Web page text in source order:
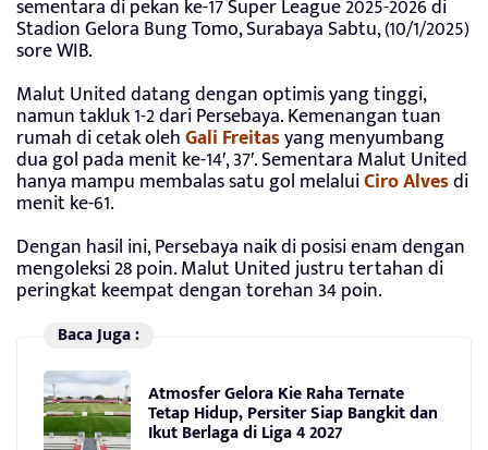
sementara di pekan ke-17 Super League 2025-2026 di
Stadion Gelora Bung Tomo, Surabaya Sabtu, (10/1/2025)
sore WIB.
Malut United datang dengan optimis yang tinggi,
namun takluk 1-2 dari Persebaya. Kemenangan tuan
rumah di cetak olehGali Freitasyang menyumbang
dua gol pada menit ke-14′, 37′. Sementara Malut United
hanya mampu membalas satu gol melaluiCiro Alvesdi
menit ke-61.
Dengan hasil ini, Persebaya naik di posisi enam dengan
mengoleksi 28 poin. Malut United justru tertahan di
peringkat keempat dengan torehan 34 poin.
Baca Juga :
Atmosfer Gelora Kie Raha Ternate
Tetap Hidup, Persiter Siap Bangkit dan
Ikut Berlaga di Liga 4 2027